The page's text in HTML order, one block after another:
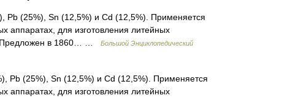
Pb (25%), Sn (12,5%) и Cd (12,5%). Применяется
аппаратах, для изготовления литейных
Предложен в 1860… …
Большой Энциклопедический
Pb (25%), Sn (12,5%) и Cd (12,5%). Применяется
аппаратах, для изготовления литейных